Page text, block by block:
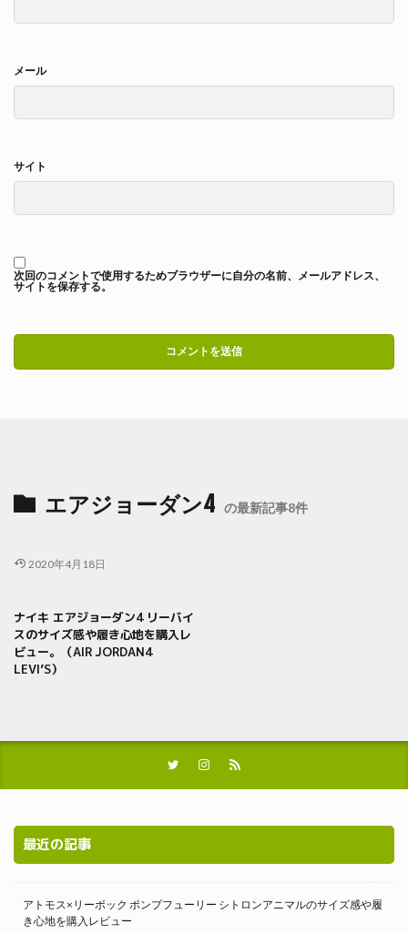
メール
サイト
次回のコメントで使用するためブラウザーに自分の名前、メールアドレス、
サイトを保存する。
エアジョーダン4 の最新記事8件
2020年4月18日
ナイキ エアジョーダン4 リーバイ
スのサイズ感や履き心地を購入レ
ビュー。（AIR JORDAN4
LEVI’S）
最近の記事
アトモス×リーボック ポンプフューリー シトロンアニマルのサイズ感や履
き心地を購入レビュー